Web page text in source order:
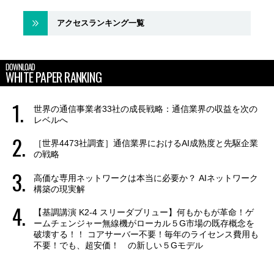
アクセスランキング一覧
DOWNLOAD
WHITE PAPER RANKING
世界の通信事業者33社の成長戦略：通信業界の収益を次の
レベルへ
［世界4473社調査］通信業界におけるAI成熟度と先駆企業
の戦略
高価な専用ネットワークは本当に必要か？ AIネットワーク
構築の現実解
【基調講演 K2-4 スリーダブリュー】何もかもが革命！ゲ
ームチェンジャー無線機がローカル５G市場の既存概念を
破壊する！！ コアサーバー不要！毎年のライセンス費用も
不要！でも、超安価！ の新しい５Gモデル